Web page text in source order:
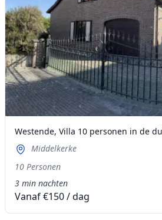
Middelkerke
10 Personen
3 min nachten
Vanaf €150 / dag